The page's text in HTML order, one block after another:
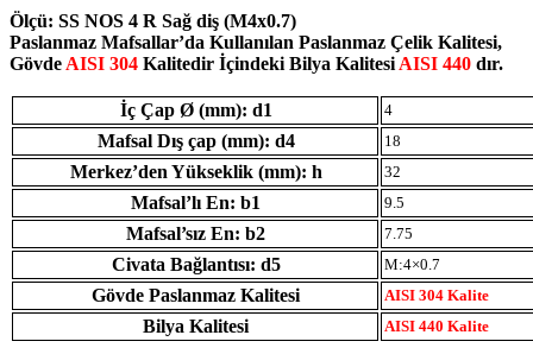
Ölçü: SS NOS 4 R Sağ diş (M4x0.7)
Paslanmaz Mafsallar’da Kullanılan Paslanmaz Çelik Kalitesi,
Gövde AISI 304 Kalitedir İçindeki Bilya Kalitesi AISI 440 dır.
İç Çap Ø (mm): d1 4
Mafsal Dış çap (mm): d4 18
Merkez’den Yükseklik (mm): h 32
Mafsal’lı En: b1 9.5
Mafsal’sız En: b2 7.75
Civata Bağlantısı: d5 M:4×0.7
Gövde Paslanmaz Kalitesi AISI 304 Kalite
Bilya Kalitesi AISI 440 Kalite